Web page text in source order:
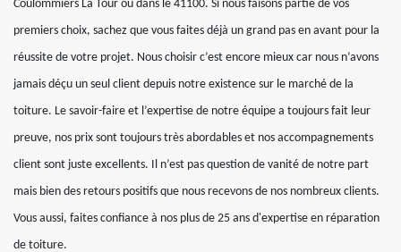
Coulommiers La Tour ou dans le 41100. Si nous faisons partie de vos
premiers choix, sachez que vous faites déjà un grand pas en avant pour la
réussite de votre projet. Nous choisir c’est encore mieux car nous n’avons
jamais déçu un seul client depuis notre existence sur le marché de la
toiture. Le savoir-faire et l’expertise de notre équipe a toujours fait leur
preuve, nos prix sont toujours très abordables et nos accompagnements
client sont juste excellents. Il n’est pas question de vanité de notre part
mais bien des retours positifs que nous recevons de nos nombreux clients.
Vous aussi, faites confiance à nos plus de 25 ans d'expertise en réparation
de toiture.